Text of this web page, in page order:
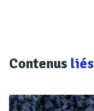
Contenus liés